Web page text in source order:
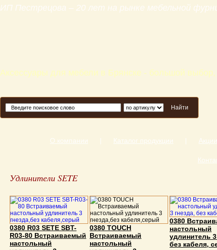
ИП Пестрецова – 20 лет на рынке мебельной
Аксессуары для мебели в Брянске - большой
Найти
О компании Каталог продукции
Удлинители SETE
0380 R03 SETE SBT-
R03-80 Встраиваемый
настольный
0380 TOUCH
Встраиваемый
настольный
0380
настольный
удлинитель 3
без кабеля,